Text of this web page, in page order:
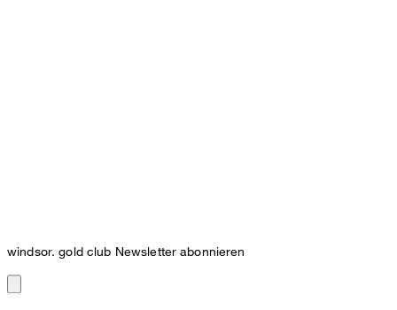
windsor. gold club Newsletter abonnieren